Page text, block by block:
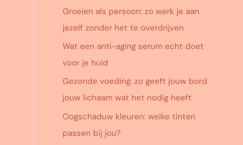
Groeien als persoon: zo werk je aan
jezelf zonder het te overdrijven
Wat een anti-aging serum echt doet
voor je huid
Gezonde voeding: zo geeft jouw bord
jouw lichaam wat het nodig heeft
Oogschaduw kleuren: welke tinten
passen bij jou?